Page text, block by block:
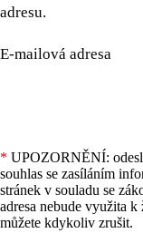
adresu.
E-mailová adresa
* UPOZORNĚNÍ:
souhlas se zasíláním
stránek v souladu se
adresa nebude využita
můžete kdykoliv zrušit.